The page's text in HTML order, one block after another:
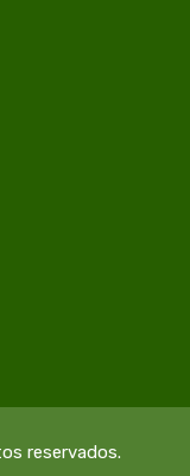
reservados.